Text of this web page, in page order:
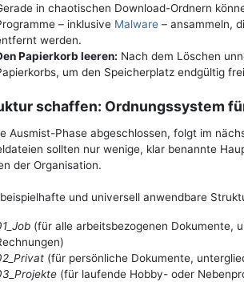
in chaotischen Download-Ordnern
– inklusive Malware – ansammeln,
werden.
Papierkorb leeren: Nach dem Löschen
um den Speicherplatz endgültig
schaffen: Ordnungssystem
Ausmist-Phase abgeschlossen, folgt im
sollten nur wenige, klar benannte
der Organisation.
und universell anwendbare
(für alle arbeitsbezogenen Dokumente,
(für persönliche Dokumente,
(für laufende Hobby- oder